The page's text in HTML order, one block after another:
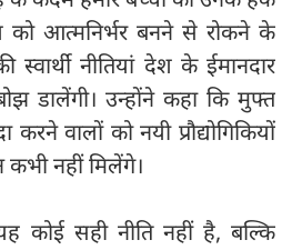
आत्मनिर्भर बनने से रोकने के
नीतियां देश के ईमानदार
डालेंगी। उन्होंने कहा कि मुफ्त
करने वालों को नयी प्रौद्योगिकियों
नहीं मिलेंगे।
कोई सही नीति नहीं है, बल्कि